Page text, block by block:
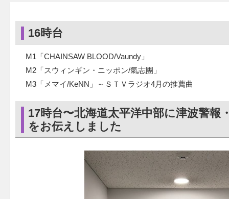
16時台
M1「CHAINSAW BLOOD/Vaundy」
M2「スウィンギン・ニッポン/氣志團」
M3「メマイ/KeNN」～ＳＴＶラジオ4月の推薦曲
17時台〜北海道太平洋中部に津波警報
をお伝えしました